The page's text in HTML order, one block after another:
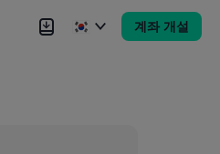
계좌 개설
Brokers 더